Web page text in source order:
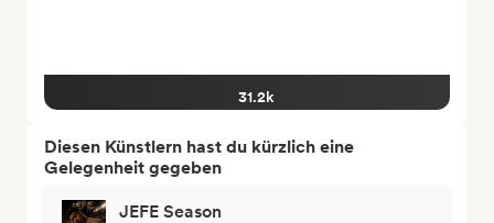
31.2k
Diesen Künstlern hast du kürzlich eine
Gelegenheit gegeben
JEFE Season